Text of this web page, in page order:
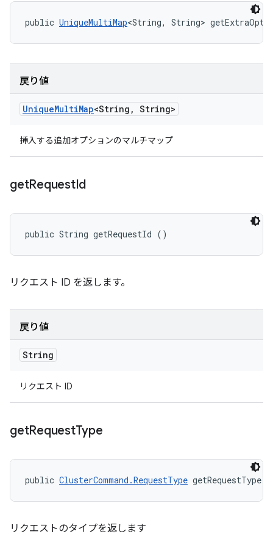
public UniqueMultiMap<String, String>
戻り値
UniqueMultiMap<String , String>
挿入する追加オプションのマルチマップ
getRequestId
public String getRequestId ()
リクエスト ID を返します。
戻り値
String
リクエスト ID
getRequestType
public ClusterCommand.RequestType getRequestType
リクエストのタイプを返します